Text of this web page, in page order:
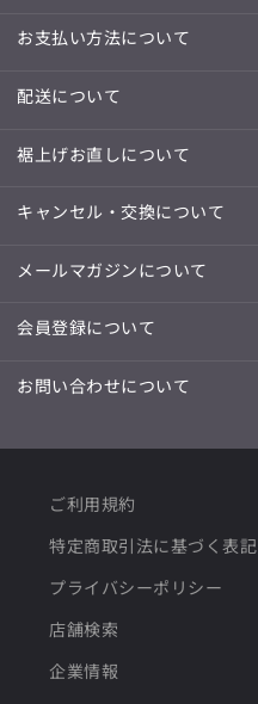
お支払い方法について
配送について
裾上げお直しについて
キャンセル・交換について
メールマガジンについて
会員登録について
お問い合わせについて
ご利用規約
特定商取引法に基づく表記
プライバシーポリシー
店舗検索
企業情報